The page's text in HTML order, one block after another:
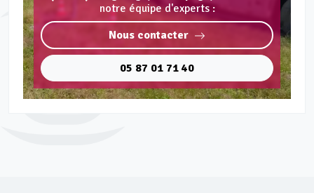
notre équipe d'experts :
Nous contacter
05 87 01 71 40